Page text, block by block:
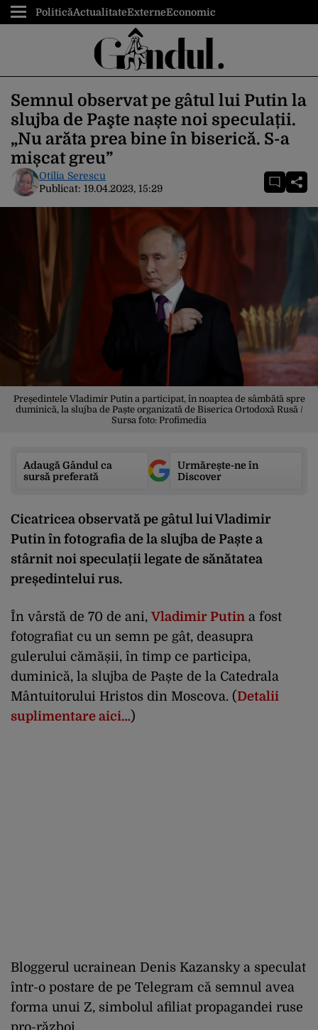
PoliticăActualitateExterneEconomic
Semnul observat pe gâtul lui Putin la
slujba de Paşte naște noi speculații.
„Nu arăta prea bine în biserică. S-a
mișcat greu”
Otilia Serescu
Publicat: 19.04.2023, 15:29
Președintele Vladimir Putin a participat, în noaptea de sâmbătă spre
duminică, la slujba de Paște organizată de Biserica Ortodoxă Rusă /
Sursa foto: Profimedia
Adaugă Gândul ca
sursă preferată
Urmărește-ne în
Discover
Cicatricea observată pe gâtul lui Vladimir
Putin în fotografia de la slujba de Paște a
stârnit noi speculații legate de sănătatea
președintelui rus.
În vârstă de 70 de ani,Vladimir Putin a fost
fotografiat cu un semn pe gât, deasupra
gulerului cămășii, în timp ce participa,
duminică, la slujba de Paște de la Catedrala
Mântuitorului Hristos din Moscova. (Detalii
suplimentare aici…)
Bloggerul ucrainean Denis Kazansky a speculat
într-o postare de pe Telegram că semnul avea
forma unui Z, simbolul afiliat propagandei ruse
pro-război.